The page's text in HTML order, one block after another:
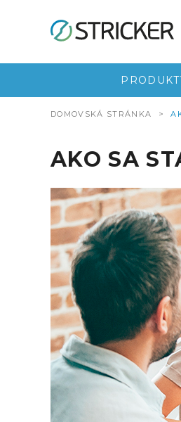
Go to content
DOMOVSKÁ STRÁNKA >
AKO SA